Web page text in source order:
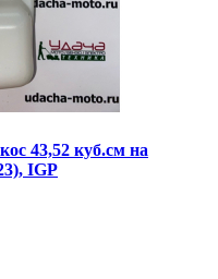
43,52 куб.см на
IGP